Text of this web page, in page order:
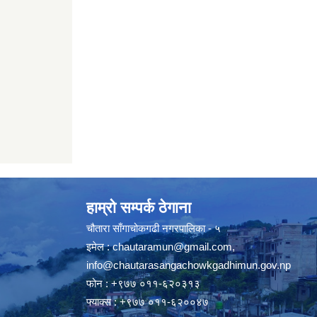
हाम्रो सम्पर्क ठेगाना
चौतारा साँगाचोकगढी नगरपालिका - ५
इमेल :chautaramun@gmail.com,
info@chautarasangachowkgadhimun.gov.np
फोन : +९७७ ०११-६२०३१३
फ्याक्स : +९७७ ०११-६२००४७